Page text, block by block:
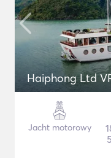
Haiphong Ltd
Jacht motorowy